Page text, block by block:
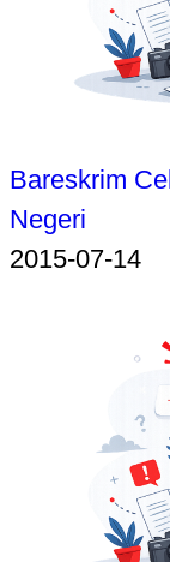
Bareskrim
Negeri
2015-07-14